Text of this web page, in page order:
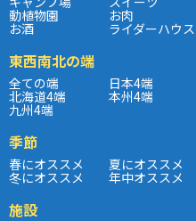
動植物園 お肉
お酒 ライダーハウス
東西南北の端
全ての端 日本4端
北海道4端 本州4端
九州4端
季節
春にオススメ 夏にオススメ
冬にオススメ 年中オススメ
施設